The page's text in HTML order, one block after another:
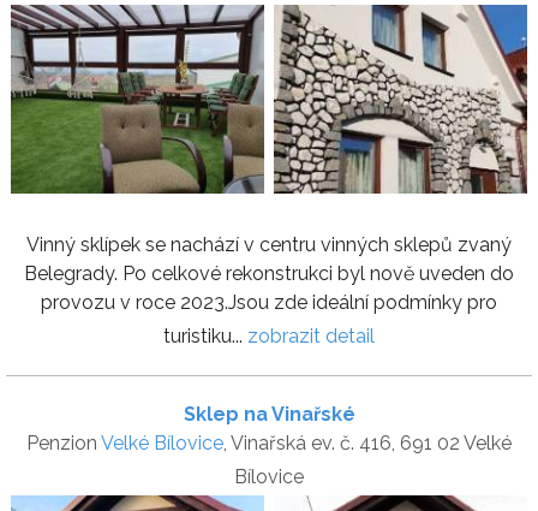
Vinný sklípek se nachází v centru vinných sklepů zvaný
Belegrady. Po celkové rekonstrukci byl nově uveden do
provozu v roce 2023.Jsou zde ideální podmínky pro
turistiku... zobrazit detail
Sklep na Vinařské
Penzion Velké Bílovice , Vinařská ev. č. 416, 691 02 Velké
Bílovice